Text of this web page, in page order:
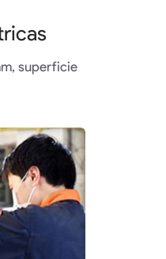
superficie